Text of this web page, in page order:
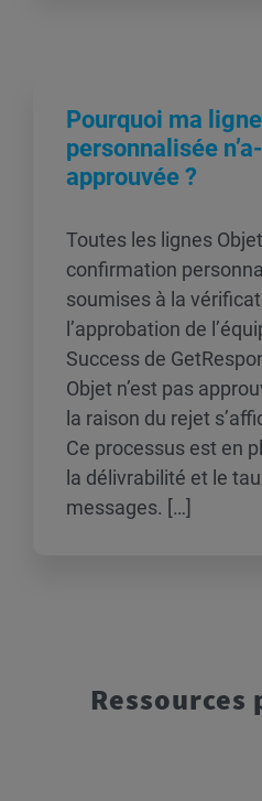
Pourquoi ma
personnalisée
approuvée ?
Toutes les lignes
confirmation
soumises à la
l’approbation de
Success de
Objet n’est pas
la raison du rejet
Ce processus est en
la délivrabilité et le
messages. […]